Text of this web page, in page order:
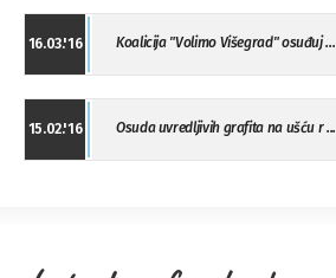
16.03.'16 Koalicija "Volimo Višegrad" osuđuj ...
15.02.'16 Osuda uvredljivih grafita na ušću r ...